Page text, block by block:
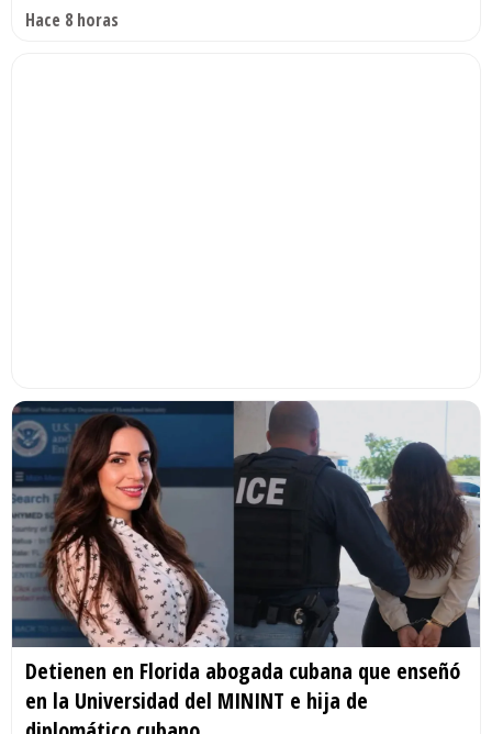
Hace 8 horas
Detienen en Florida abogada cubana que enseñó
en la Universidad del MININT e hija de